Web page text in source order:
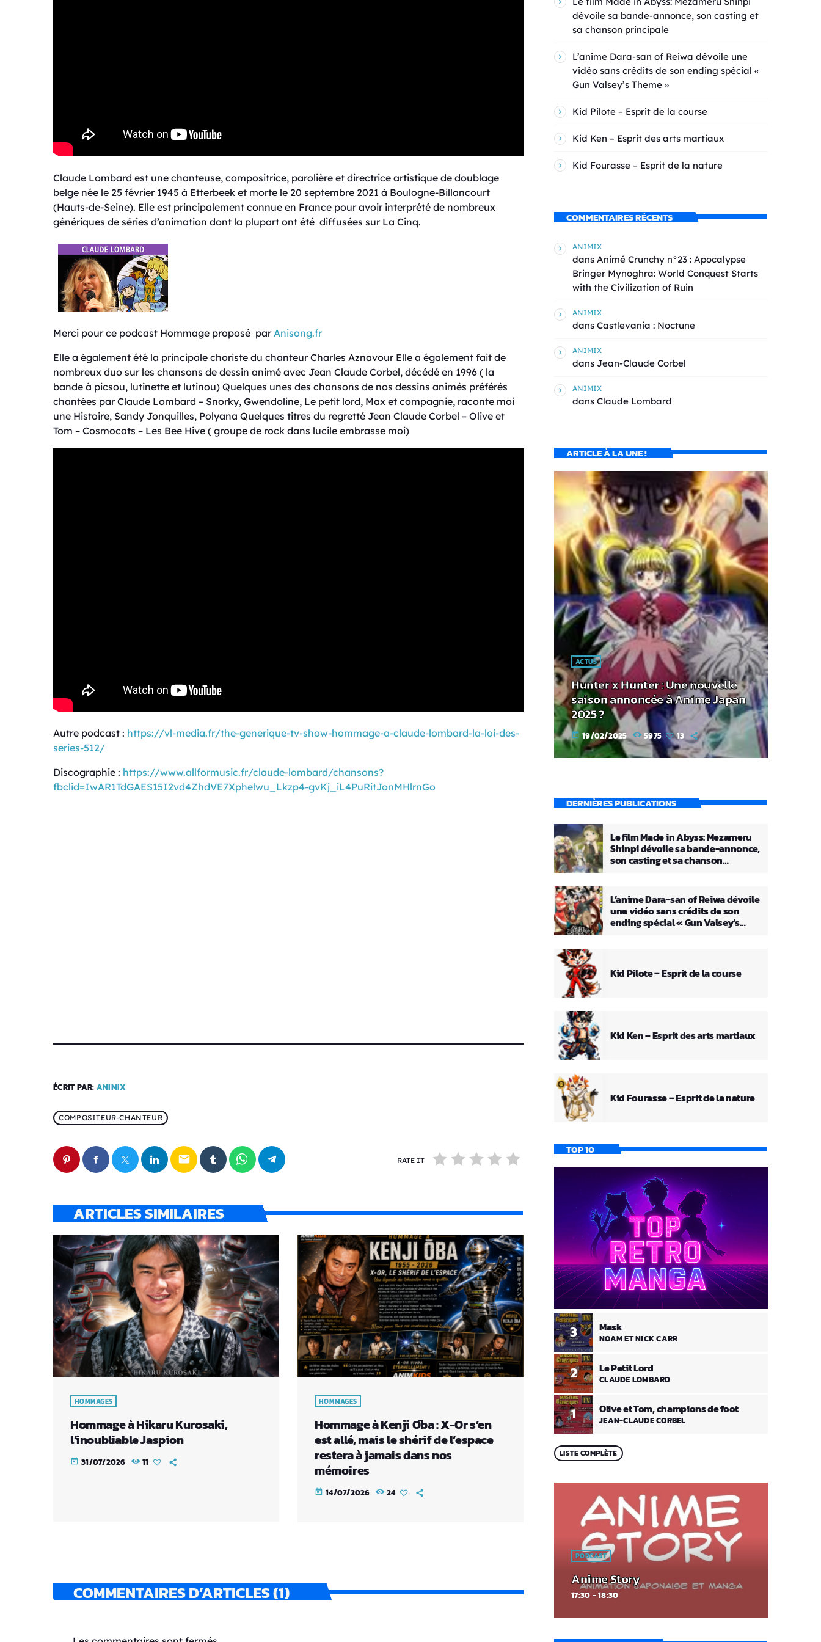
Claude Lombard est une chanteuse, compositrice, parolière et directrice artistique de doublage
belge née le 25 février 1945 à Etterbeek et morte le 20 septembre 2021 à Boulogne-Billancourt
(Hauts-de-Seine). Elle est principalement connue en France pour avoir interprété de nombreux
génériques de séries d’animation dont la plupart ont été diffusées sur La Cinq.
Merci pour ce podcast Hommage proposé par Anisong.fr
Elle a également été la principale choriste du chanteur Charles Aznavour Elle a également fait de
nombreux duo sur les chansons de dessin animé avec Jean Claude Corbel, décédé en 1996 ( la
bande à picsou, lutinette et lutinou) Quelques unes des chansons de nos dessins animés préférés
chantées par Claude Lombard – Snorky, Gwendoline, Le petit lord, Max et compagnie, raconte moi
une Histoire, Sandy Jonquilles, Polyana Quelques titres du regretté Jean Claude Corbel – Olive et
Tom – Cosmocats – Les Bee Hive ( groupe de rock dans lucile embrasse moi)
Autre podcast : https://vl-media.fr/the-generique-tv-show-hommage-a-claude-lombard-la-loi-des-
series-512/
Discographie : https://www.allformusic.fr/claude-lombard/chansons?
fbclid=IwAR1TdGAES15I2vd4ZhdVE7Xphelwu_Lkzp4-gvKj_iL4PuRitJonMHlrnGo
ÉCRIT PAR: ANIMIX
COMPOSITEUR-CHANTEUR
email RATE IT
ARTICLES SIMILAIRES
HOMMAGES
Hommage à Hikaru Kurosaki,
l’inoubliable Jaspion
today 31/07/2026 11
HOMMAGES
Hommage à Kenji Ōba : X-Or s’en
est allé, mais le shérif de l’espace
restera à jamais dans nos
mémoires
today 14/07/2026 24
COMMENTAIRES D’ARTICLES (1)
dévoile sa bande-annonce, son casting et
sa chanson principale
L’anime Dara-san of Reiwa dévoile une
vidéo sans crédits de son ending spécial «
Gun Valsey’s Theme »
Kid Pilote – Esprit de la course
Kid Ken – Esprit des arts martiaux
Kid Fourasse – Esprit de la nature
COMMENTAIRES RÉCENTS
ANIMIX
dans Animé Crunchy n°23 : Apocalypse
Bringer Mynoghra: World Conquest Starts
with the Civilization of Ruin
ANIMIX
dans Castlevania : Noctune
ANIMIX
dans Jean-Claude Corbel
ANIMIX
dans Claude Lombard
ARTICLE À LA UNE !
ACTUS
Hunter x Hunter : Une nouvelle
saison annoncée à Anime Japan
2025 ?
today 19/02/2025 5975 13
DERNIÈRES PUBLICATIONS
Le film Made in Abyss: Mezameru
Shinpi dévoile sa bande-annonce,
son casting et sa chanson
L’anime Dara-san of Reiwa dévoile
une vidéo sans crédits de son
ending spécial « Gun Valsey’s
Kid Pilote – Esprit de la course
Kid Ken – Esprit des arts martiaux
Kid Fourasse – Esprit de la nature
TOP 10
1 Olive et Tom, champions de foot
JEAN-CLAUDE CORBEL
2 Le Petit Lord
CLAUDE LOMBARD
3 Mask
NOAM ET NICK CARR
LISTE COMPLÈTE
PODCAST
Anime Story
17:30 - 18:30